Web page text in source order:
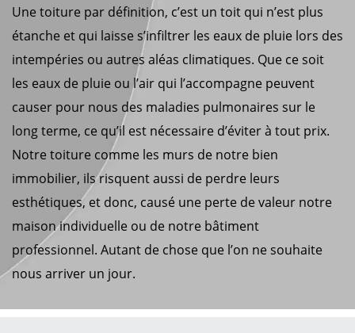
Une toiture par définition, c’est un toit qui n’est plus
étanche et qui laisse s’infiltrer les eaux de pluie lors des
intempéries ou autres aléas climatiques. Que ce soit
les eaux de pluie ou l’air qui l’accompagne peuvent
causer pour nous des maladies pulmonaires sur le
long terme, ce qu’il est nécessaire d’éviter à tout prix.
Notre toiture comme les murs de notre bien
immobilier, ils risquent aussi de perdre leurs
esthétiques, et donc, causé une perte de valeur notre
maison individuelle ou de notre bâtiment
professionnel. Autant de chose que l’on ne souhaite
nous arriver un jour.